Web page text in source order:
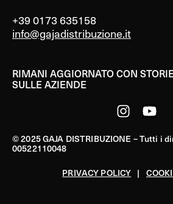
+39 0173 635158
info@gajadistribuzione.it
RIMANI AGGIORNATO CON
SULLE AZIENDE
© 2025 GAJA DISTRIBUZIONE – Tutti
00522110048
PRIVACY POLICY |